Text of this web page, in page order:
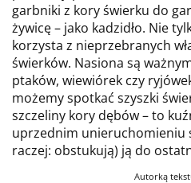
garbniki z kory świerku do
żywicę – jako kadzidło. Nie
korzysta z nieprzebranych
świerków. Nasiona są
ptaków, wiewiórek czy
możemy spotkać szyszki
szczeliny kory dębów – to
uprzednim unieruchomieniu
raczej: obstukują) ją do
Autorką